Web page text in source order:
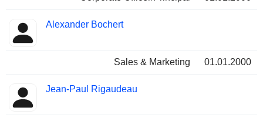
Alexander Bochert
Sales & Marketing 01.01.2000
Jean-Paul Rigaudeau